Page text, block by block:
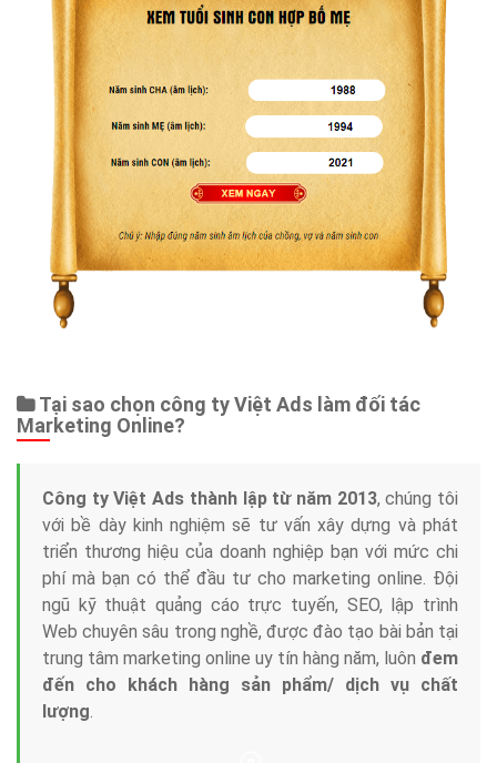
Tại sao chọn công ty Việt Ads làm đối tác
Marketing Online?
Công ty Việt Ads thành lập từ năm 2013, chúng tôi
với bề dày kinh nghiệm sẽ tư vấn xây dựng và phát
triển thương hiệu của doanh nghiệp bạn với mức chi
phí mà bạn có thể đầu tư cho marketing online. Đội
ngũ kỹ thuật quảng cáo trực tuyến, SEO, lập trình
Web chuyên sâu trong nghề, được đào tạo bài bản tại
trung tâm marketing online uy tín hàng năm, luôn đem
đến cho khách hàng sản phẩm/ dịch vụ chất
lượng.